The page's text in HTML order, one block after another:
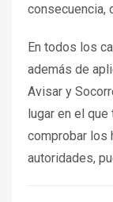
consecuencia,
En todos los
además de
Avisar y
lugar en el
comprobar los
autoridades,